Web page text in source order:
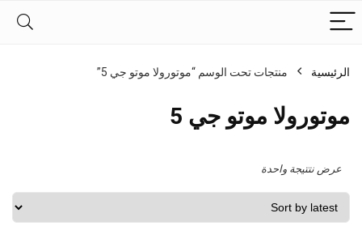
الرئيسية منتجات تحت الوسم “موتورولا موتو جي 5”
موتورولا موتو جي 5
عرض نتتيجة واحدة